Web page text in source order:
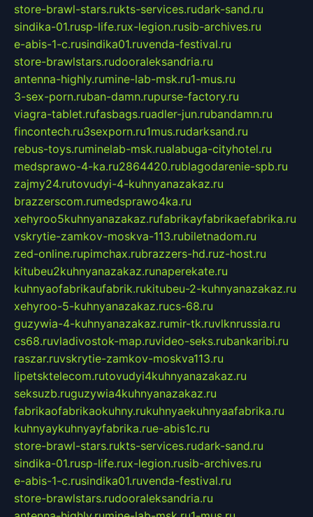
store-brawl-stars.rukts-services.rudark-sand.ru
sindika-01.rusp-life.rux-legion.rusib-archives.ru
e-abis-1-c.rusindika01.ruvenda-festival.ru
store-brawlstars.rudooraleksandria.ru
antenna-highly.rumine-lab-msk.ru1-mus.ru
3-sex-porn.ruban-damn.rupurse-factory.ru
viagra-tablet.rufasbags.ruadler-jun.rubandamn.ru
fincontech.ru3sexporn.ru1mus.rudarksand.ru
rebus-toys.ruminelab-msk.rualabuga-cityhotel.ru
medsprawo-4-ka.ru2864420.rublagodarenie-spb.ru
zajmy24.rutovudyi-4-kuhnyanazakaz.ru
brazzerscom.rumedsprawo4ka.ru
xehyroo5kuhnyanazakaz.rufabrikayfabrikaefabrika.ru
vskrytie-zamkov-moskva-113.rubiletnadom.ru
zed-online.rupimchax.rubrazzers-hd.ruz-host.ru
kitubeu2kuhnyanazakaz.runaperekate.ru
kuhnyaofabrikaufabrik.rukitubeu-2-kuhnyanazakaz.ru
xehyroo-5-kuhnyanazakaz.rucs-68.ru
guzywia-4-kuhnyanazakaz.rumir-tk.ruvlknrussia.ru
cs68.ruvladivostok-map.ruvideo-seks.rubankaribi.ru
raszar.ruvskrytie-zamkov-moskva113.ru
lipetsktelecom.rutovudyi4kuhnyanazakaz.ru
seksuzb.ruguzywia4kuhnyanazakaz.ru
fabrikaofabrikaokuhny.rukuhnyaekuhnyaafabrika.ru
kuhnyaykuhnyayfabrika.rue-abis1c.ru
store-brawl-stars.rukts-services.rudark-sand.ru
sindika-01.rusp-life.rux-legion.rusib-archives.ru
e-abis-1-c.rusindika01.ruvenda-festival.ru
store-brawlstars.rudooraleksandria.ru